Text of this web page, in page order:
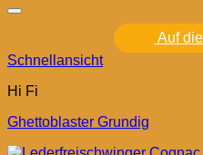
Auf
Schnellansicht
Hi Fi
Ghettoblaster Grundig